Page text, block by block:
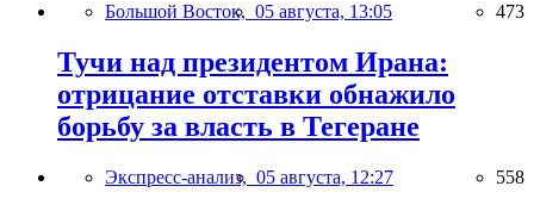
Большой Восток, 05 августа, 13:05 473
Тучи над президентом Ирана:
отрицание отставки обнажило
борьбу за власть в Тегеране
Экспресс-анализ, 05 августа, 12:27 558